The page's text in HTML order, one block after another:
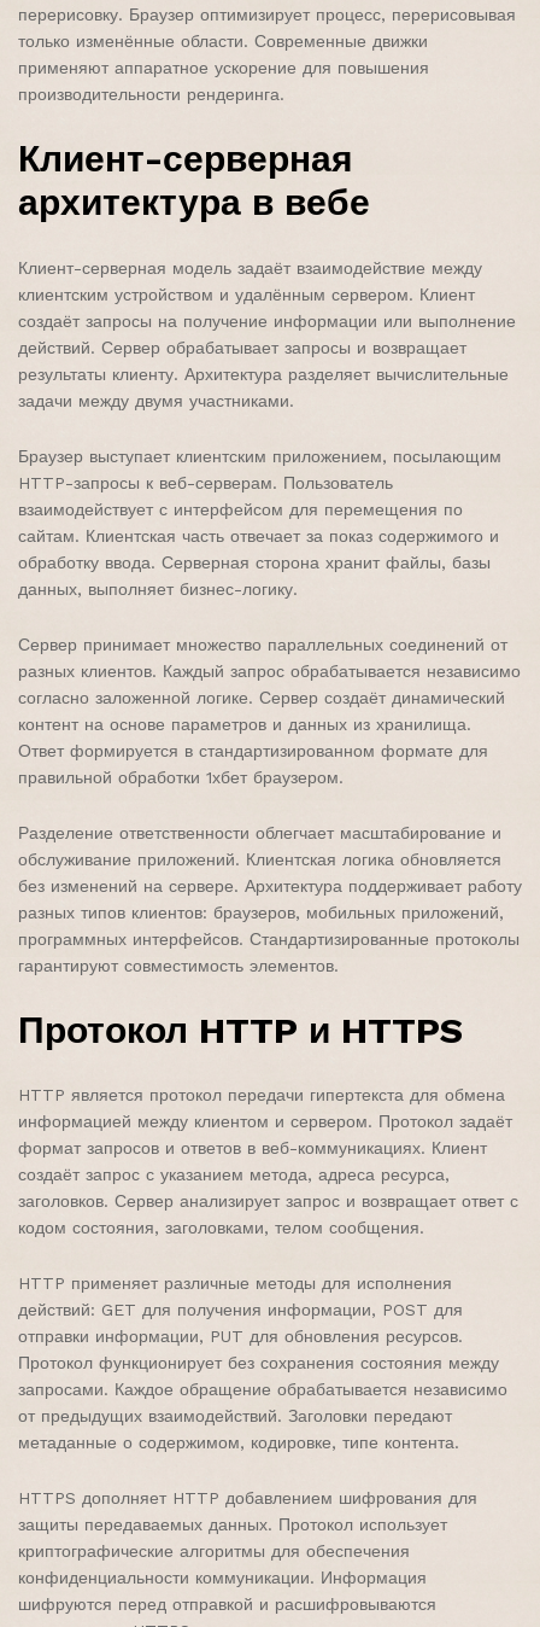
перерисовку. Браузер оптимизирует процесс, перерисовывая
только изменённые области. Современные движки
применяют аппаратное ускорение для повышения
производительности рендеринга.
Клиент-серверная
архитектура в вебе
Клиент-серверная модель задаёт взаимодействие между
клиентским устройством и удалённым сервером. Клиент
создаёт запросы на получение информации или выполнение
действий. Сервер обрабатывает запросы и возвращает
результаты клиенту. Архитектура разделяет вычислительные
задачи между двумя участниками.
Браузер выступает клиентским приложением, посылающим
HTTP-запросы к веб-серверам. Пользователь
взаимодействует с интерфейсом для перемещения по
сайтам. Клиентская часть отвечает за показ содержимого и
обработку ввода. Серверная сторона хранит файлы, базы
данных, выполняет бизнес-логику.
Сервер принимает множество параллельных соединений от
разных клиентов. Каждый запрос обрабатывается независимо
согласно заложенной логике. Сервер создаёт динамический
контент на основе параметров и данных из хранилища.
Ответ формируется в стандартизированном формате для
правильной обработки 1хбет браузером.
Разделение ответственности облегчает масштабирование и
обслуживание приложений. Клиентская логика обновляется
без изменений на сервере. Архитектура поддерживает работу
разных типов клиентов: браузеров, мобильных приложений,
программных интерфейсов. Стандартизированные протоколы
гарантируют совместимость элементов.
Протокол HTTP и HTTPS
HTTP является протокол передачи гипертекста для обмена
информацией между клиентом и сервером. Протокол задаёт
формат запросов и ответов в веб-коммуникациях. Клиент
создаёт запрос с указанием метода, адреса ресурса,
заголовков. Сервер анализирует запрос и возвращает ответ с
кодом состояния, заголовками, телом сообщения.
HTTP применяет различные методы для исполнения
действий: GET для получения информации, POST для
отправки информации, PUT для обновления ресурсов.
Протокол функционирует без сохранения состояния между
запросами. Каждое обращение обрабатывается независимо
от предыдущих взаимодействий. Заголовки передают
метаданные о содержимом, кодировке, типе контента.
HTTPS дополняет HTTP добавлением шифрования для
защиты передаваемых данных. Протокол использует
криптографические алгоритмы для обеспечения
конфиденциальности коммуникации. Информация
шифруются перед отправкой и расшифровываются